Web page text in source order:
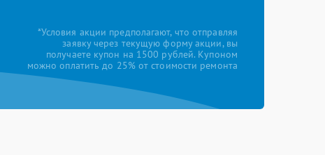
*Условия акции предполагают, что отправляя
заявку через текущую форму акции, вы
получаете купон на 1500 рублей. Купоном
можно оплатить до 25% от стоимости ремонта